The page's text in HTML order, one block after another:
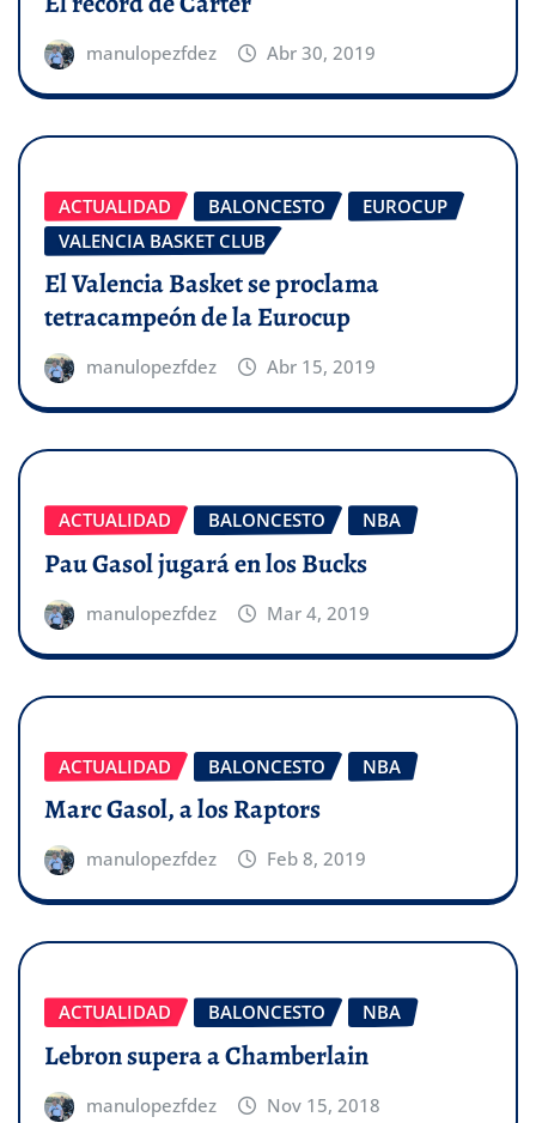
manulopezfdez Abr 30, 2019
ACTUALIDAD BALONCESTO
EUROCUP
VALENCIA BASKET CLUB
El Valencia Basket se proclama
tetracampeón de la Eurocup
manulopezfdez Abr 15, 2019
ACTUALIDAD BALONCESTO NBA
Pau Gasol jugará en los Bucks
manulopezfdez Mar 4, 2019
ACTUALIDAD BALONCESTO NBA
Marc Gasol, a los Raptors
manulopezfdez Feb 8, 2019
ACTUALIDAD BALONCESTO NBA
Lebron supera a Chamberlain
manulopezfdez Nov 15, 2018